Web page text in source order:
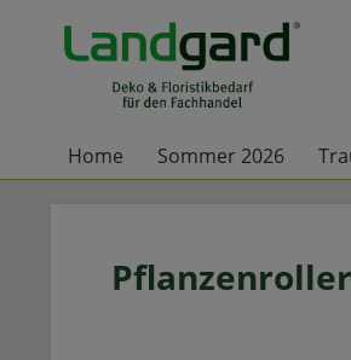
Home Sommer 2026